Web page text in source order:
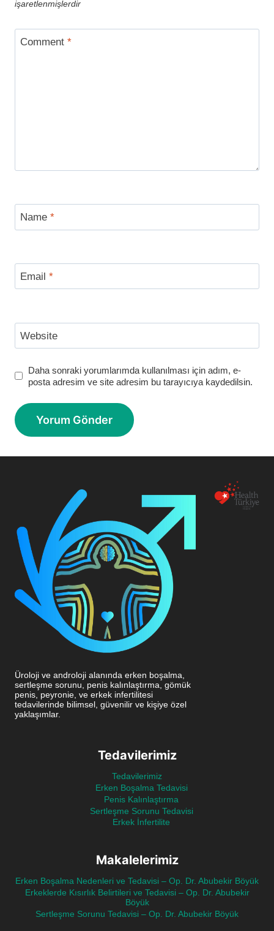
işaretlenmişlerdir
Comment *
Name *
Email *
Website
Daha sonraki yorumlarımda kullanılması için adım, e-
posta adresim ve site adresim bu tarayıcıya kaydedilsin.
Üroloji ve androloji alanında erken boşalma,
sertleşme sorunu, penis kalınlaştırma, gömük
penis, peyronie, ve erkek infertilitesi
tedavilerinde bilimsel, güvenilir ve kişiye özel
yaklaşımlar.
Tedavilerimiz
Tedavilerimiz
Erken Boşalma Tedavisi
Penis Kalınlaştırma
Sertleşme Sorunu Tedavisi
Erkek İnfertilite
Makalelerimiz
Erken Boşalma Nedenleri ve Tedavisi – Op. Dr. Abubekir Böyük
Erkeklerde Kısırlık Belirtileri ve Tedavisi – Op. Dr. Abubekir
Böyük
Sertleşme Sorunu Tedavisi – Op. Dr. Abubekir Böyük